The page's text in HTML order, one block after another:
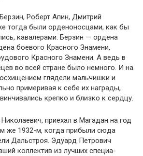
Роберт Апин, Дмитрий
тогда были орденоносцами, как бы
кавалерами: Берзин — ордена
боевого Красного Знамени,
Красного Знамени. А ведь в
во всей стране было немного. И на
глядели мальчишки и
примеривая к себе их награды,
крепко и близко к сердцу.
приехал в Магадан на год
же 1932-м, когда прибыли сюда
Дальстроя. Эдуард Петрович
коллектив из лучших специа­